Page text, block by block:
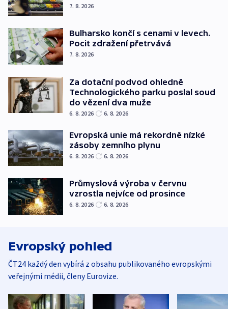
7. 8. 2026
Bulharsko končí s cenami v levech.
Pocit zdražení přetrvává
7. 8. 2026
Za dotační podvod ohledně
Technologického parku poslal soud
do vězení dva muže
6. 8. 2026 6. 8. 2026
Evropská unie má rekordně nízké
zásoby zemního plynu
6. 8. 2026 6. 8. 2026
Průmyslová výroba v červnu
vzrostla nejvíce od prosince
6. 8. 2026 6. 8. 2026
Evropský pohled
ČT24 každý den vybírá z obsahu publikovaného evropskými
veřejnými médii, členy Eurovize.